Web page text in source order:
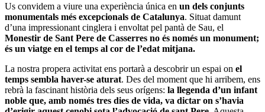
Us convidem a viure una experiència única en un dels conjunts
monumentals més excepcionals de Catalunya. Situat damunt
d’una impressionant cinglera i envoltat pel pantà de Sau, el
Monestir de Sant Pere de Casserres no és només un monument;
és un viatge en el temps al cor de l’edat mitjana.
La nostra propera activitat ens portarà a descobrir un espai on el
temps sembla haver-se aturat. Des del moment que hi arribem, ens
rebrà la fascinant història dels seus orígens: la llegenda d’un infant
noble que, amb només tres dies de vida, va dictar on s’havia